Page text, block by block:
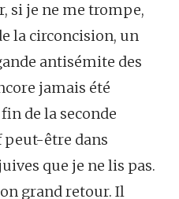
si je ne me trompe,
la circoncision, un
antisémite des
jamais été
de la seconde
peut-être dans
que je ne lis pas.
grand retour. Il